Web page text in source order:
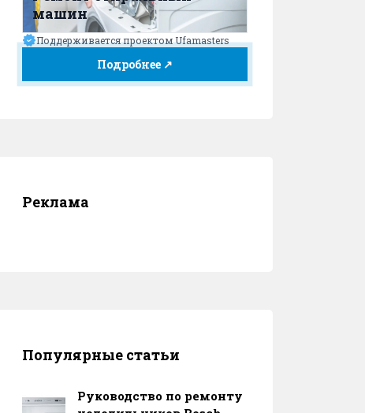
машин
Поддерживается проектом Ufamasters
Подробнее ↗
Реклама
Популярные статьи
Руководство по ремонту